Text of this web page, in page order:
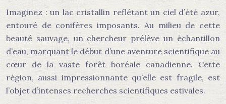
Imaginez : un lac cristallin reflétant un ciel d’été azur,
entouré de conifères imposants. Au milieu de cette
beauté sauvage, un chercheur prélève un échantillon
d’eau, marquant le début d’une aventure scientifique au
cœur de la vaste forêt boréale canadienne. Cette
région, aussi impressionnante qu’elle est fragile, est
l’objet d’intenses recherches scientifiques estivales.